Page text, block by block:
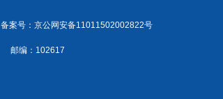
备案号：京公网安备11011502002822号
邮编：102617